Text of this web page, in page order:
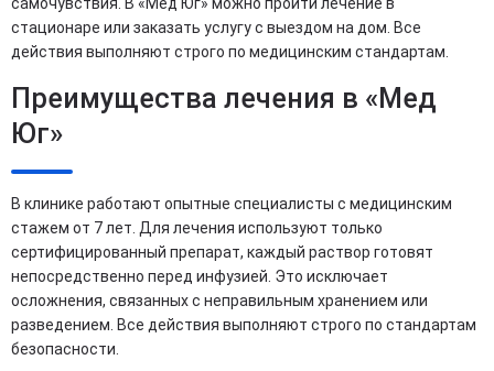
стационаре или заказать услугу с выездом на дом. Все
действия выполняют строго по медицинским стандартам.
Преимущества лечения в «Мед
Юг»
В клинике работают опытные специалисты с медицинским
стажем от 7 лет. Для лечения используют только
сертифицированный препарат, каждый раствор готовят
непосредственно перед инфузией. Это исключает
осложнения, связанных с неправильным хранением или
разведением. Все действия выполняют строго по стандартам
безопасности.